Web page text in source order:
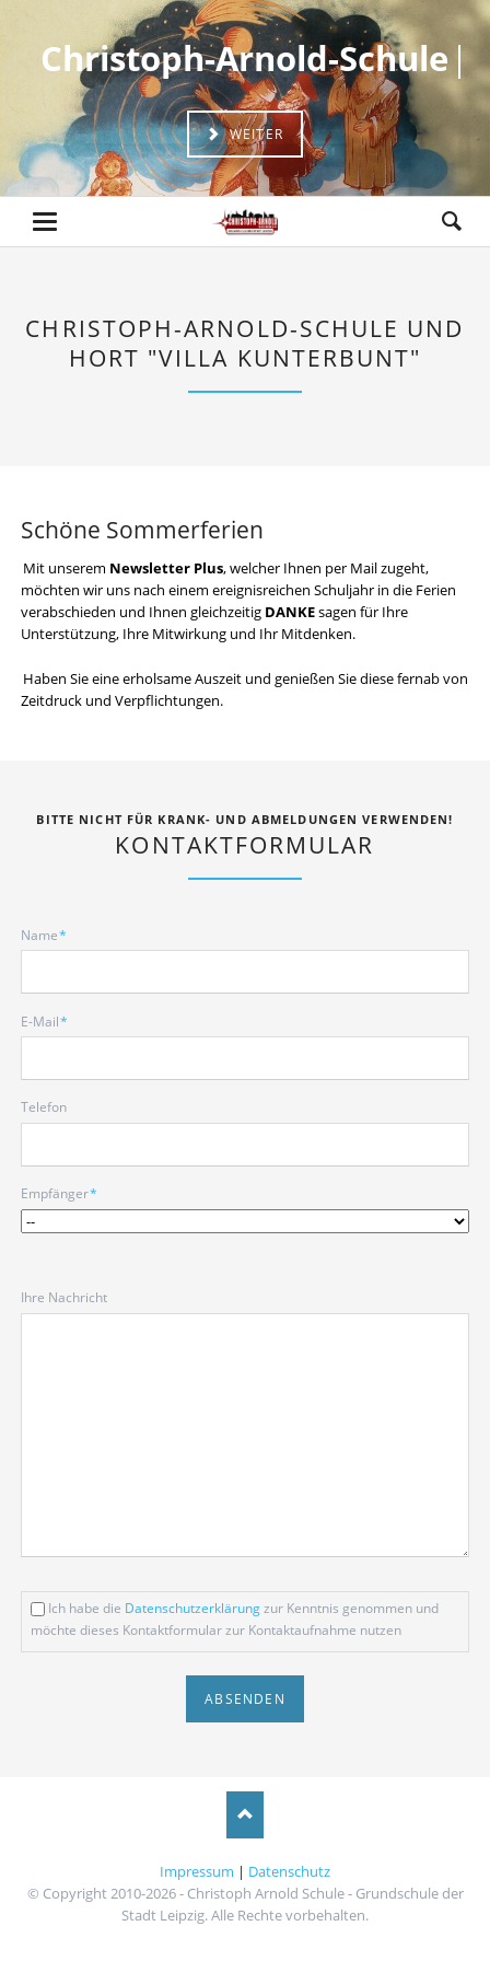
Christoph-Arnold-Schule
Christoph-Arnold-Schule
WEITER
CHRISTOPH-ARNOLD-SCHULE UND
HORT "VILLA KUNTERBUNT"
Schöne Sommerferien
Mit unserem Newsletter Plus, welcher Ihnen per Mail zugeht,
möchten wir uns nach einem ereignisreichen Schuljahr in die Ferien
verabschieden und Ihnen gleichzeitig DANKEsagen für Ihre
Unterstützung, Ihre Mitwirkung und Ihr Mitdenken.
Haben Sie eine erholsame Auszeit und genießen Sie diese fernab von
Zeitdruck und Verpflichtungen.
BITTE NICHT FÜR KRANK- UND ABMELDUNGEN VERWENDEN!
KONTAKTFORMULAR
Pflichtfeld
Name*
Pflichtfeld
E-Mail*
Telefon
Pflichtfeld
Empfänger*
Ihre Nachricht
Ich habe die Datenschutzerklärungzur Kenntnis genommen und
möchte dieses Kontaktformular zur Kontaktaufnahme nutzen
ABSENDEN
Impressum | Datenschutz
© Copyright 2010-2026 - Christoph Arnold Schule - Grundschule der
Stadt Leipzig. Alle Rechte vorbehalten.